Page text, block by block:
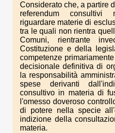
Considerato che, a partire
referendum
riguardare materie di
tra le quali non rientra
Comuni, rientrante
Costituzione e della
competenze
decisionale definitiva di
la responsabilità
spese derivanti
consultivo in materia di
l'omesso doveroso
di potere nella specie
indizione della
materia.